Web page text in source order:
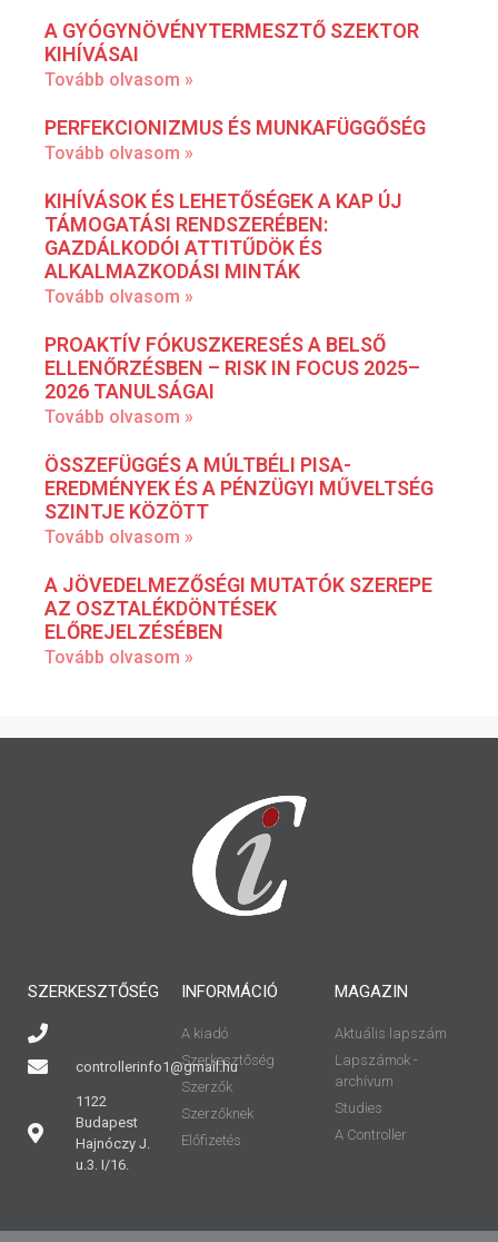
A GYÓGYNÖVÉNYTERMESZTŐ SZEKTOR
KIHÍVÁSAI
Tovább olvasom »
PERFEKCIONIZMUS ÉS MUNKAFÜGGŐSÉG
Tovább olvasom »
KIHÍVÁSOK ÉS LEHETŐSÉGEK A KAP ÚJ
TÁMOGATÁSI RENDSZERÉBEN:
GAZDÁLKODÓI ATTITŰDÖK ÉS
ALKALMAZKODÁSI MINTÁK
Tovább olvasom »
PROAKTÍV FÓKUSZKERESÉS A BELSŐ
ELLENŐRZÉSBEN – RISK IN FOCUS 2025–
2026 TANULSÁGAI
Tovább olvasom »
ÖSSZEFÜGGÉS A MÚLTBÉLI PISA-
EREDMÉNYEK ÉS A PÉNZÜGYI MŰVELTSÉG
SZINTJE KÖZÖTT
Tovább olvasom »
A JÖVEDELMEZŐSÉGI MUTATÓK SZEREPE
AZ OSZTALÉKDÖNTÉSEK
ELŐREJELZÉSÉBEN
Tovább olvasom »
SZERKESZTŐSÉG
controllerinfo1@gmail.hu
1122
Budapest
Hajnóczy J.
u.3. I/16.
INFORMÁCIÓ
A kiadó
Szerkesztőség
Szerzők
Szerzőknek
Előfizetés
MAGAZIN
Aktuális lapszám
Lapszámok -
archívum
Studies
A Controller